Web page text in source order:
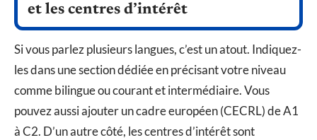
et les centres d’intérêt
Si vous parlez plusieurs langues, c’est un atout. Indiquez-
les dans une section dédiée en précisant votre niveau
comme bilingue ou courant et intermédiaire. Vous
pouvez aussi ajouter un cadre européen (CECRL) de A1
à C2. D’un autre côté, les centres d’intérêt sont